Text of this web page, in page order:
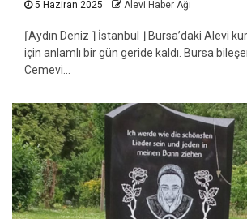
5 Haziran 2025 Alevi Haber Ağı
⌈Aydın Deniz ⌉ İstanbul ⌋ Bursa’daki Alevi
için anlamlı bir gün geride kaldı. Bursa
Cemevi...